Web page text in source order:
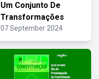
Um Conjunto De
Transformações
07 September 2024